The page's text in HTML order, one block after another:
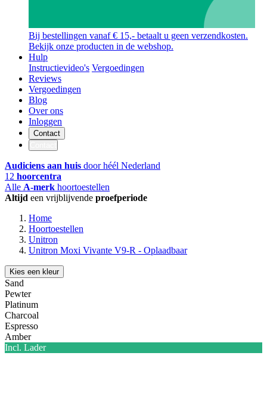
Bij bestellingen vanaf € 15,- betaalt u geen verzendkosten.
Bekijk onze producten in de webshop.
Hulp
Instructievideo's Vergoedingen
Reviews
Vergoedingen
Blog
Over ons
Inloggen
Contact
Audiciens aan huis door héél Nederland
12 hoorcentra
Alle A-merk hoortoestellen
Altijd een vrijblijvende proefperiode
Home
Hoortoestellen
Unitron
Unitron Moxi Vivante V9-R - Oplaadbaar
Kies een kleur
Sand
Pewter
Platinum
Charcoal
Espresso
Amber
Incl. Lader